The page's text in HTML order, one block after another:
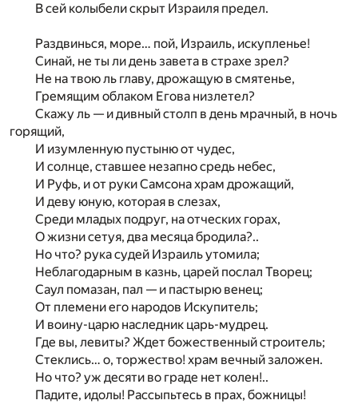
В сей колыбели скрыт Израиля предел.
Раздвинься, море… пой, Израиль, искупленье!
Синай, не ты ли день завета в страхе зрел?
Не на твою ль главу, дрожащую в смятенье,
Гремящим облаком Егова низлетел?
Скажу ль — и дивный столп в день мрачный, в ночь
горящий,
И изумленную пустыню от чудес,
И солнце, ставшее незапно средь небес,
И Руфь, и от руки Самсона храм дрожащий,
И деву юную, которая в слезах,
Среди младых подруг, на отческих горах,
О жизни сетуя, два месяца бродила?..
Но что? рука судей Израиль утомила;
Неблагодарным в казнь, царей послал Творец;
Саул помазан, пал — и пастырю венец;
От племени его народов Искупитель;
И воину-царю наследник царь-мудрец.
Где вы, левиты? Ждет божественный строитель;
Стеклись… о, торжество! храм вечный заложен.
Но что? уж десяти во граде нет колен!..
Падите, идолы! Рассыпьтесь в прах, божницы!